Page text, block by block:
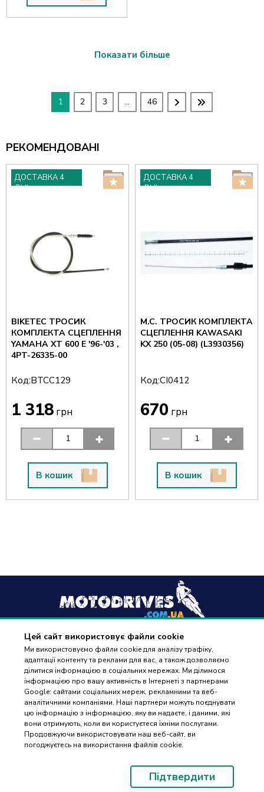
Цей сайт використовує файли cookie
Ми використовуємо файли cookie для аналізу трафіку,
адаптації контенту та реклами для вас, а також дозволяємо
ділитися інформацією в соціальних мережах. Ми ділимося
інформацією про вашу активність в Інтернеті з партнерами
Google: сайтами соціальних мереж, рекламними та веб-
аналітичними компаніями. Наші партнери можуть поєднувати
цю інформацію з інформацією, яку ви надаєте, і даними, які
вони отримують, коли ви користуєтеся їхніми послугами.
Продовжуючи використовувати наш веб-сайт, ви
погоджуєтесь на використання файлів cookie.
Підтвердити
Показати більше
1 2 3 ... 46
РЕКОМЕНДОВАНІ
ДОСТАВКА 4
ДНІ
BIKETEC ТРОСИК
КОМПЛЕКТА СЦЕПЛЕННЯ
YAMAHA XT 600 E '96-'03 ,
4PT-26335-00
Код:BTCC129
1 318 грн
В кошик
ДОСТАВКА 4
ДНІ
M.C. ТРОСИК КОМПЛЕКТА
СЦЕПЛЕННЯ KAWASAKI
KX 250 (05-08) (L3930356)
Код:CI0412
670 грн
В кошик
+38(096) 488 77 88
дзвінки приймаються в робочі дні з 9:00 до 18:00
Оплата та доставка
Контакти
ПІДБІР
ЗАПЧАСТИН